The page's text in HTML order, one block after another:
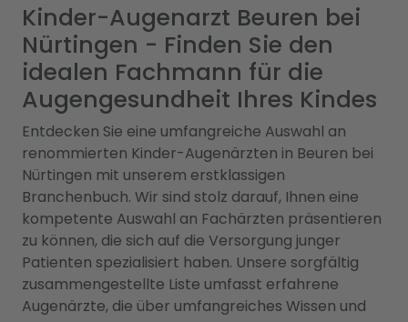
Kinder-Augenarzt Beuren bei
Nürtingen - Finden Sie den
idealen Fachmann für die
Augengesundheit Ihres Kindes
Entdecken Sie eine umfangreiche Auswahl an
renommierten Kinder-Augenärzten in Beuren bei
Nürtingen mit unserem erstklassigen
Branchenbuch. Wir sind stolz darauf, Ihnen eine
kompetente Auswahl an Fachärzten präsentieren
zu können, die sich auf die Versorgung junger
Patienten spezialisiert haben. Unsere sorgfältig
zusammengestellte Liste umfasst erfahrene
Augenärzte, die über umfangreiches Wissen und